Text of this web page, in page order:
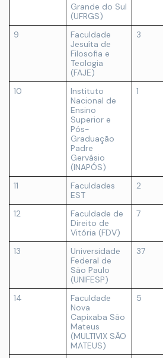
Grande do Sul
(UFRGS)
9
Faculdade
Jesuíta de
Filosofia e
Teologia
(FAJE)
3
10
Instituto
Nacional de
Ensino
Superior e
Pós-
Graduação
Padre
Gervásio
(INAPÓS)
1
11
Faculdades
EST
2
12
Faculdade de
Direito de
Vitória (FDV)
7
13
Universidade
Federal de
São Paulo
(UNIFESP)
37
14
Faculdade
Nova
Capixaba São
Mateus
(MULTIVIX SÃO
MATEUS)
5